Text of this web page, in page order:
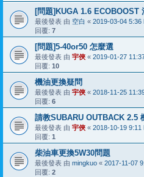
[問題]KUGA 1.6 ECOBOOST
最後發表 由 空白 « 2019-03-04 5:36
回覆: 7
[問題]5-40or50 怎麼選
最後發表 由 宇俠 « 2019-01-27
回覆: 10
機油更換疑問
最後發表 由 宇俠 « 2018-11-25
回覆: 6
請教SUBARU OUTBACK 2.5
最後發表 由 宇俠 « 2018-10-19 9:11
回覆: 1
柴油車更換5W30問題
最後發表 由 mingkuo « 2017-11-07
回覆: 2